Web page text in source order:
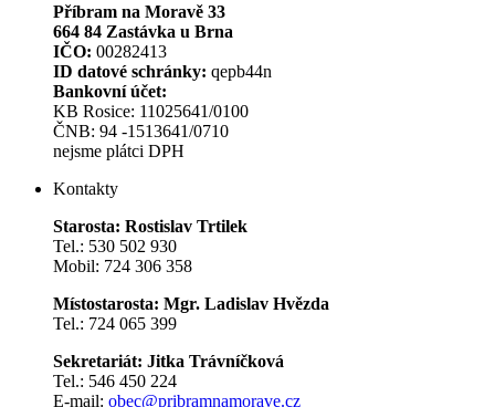
Příbram na Moravě 33
664 84 Zastávka u Brna
IČO: 00282413
ID datové schránky: qepb44n
Bankovní účet:
KB Rosice: 11025641/0100
ČNB: 94 -1513641/0710
nejsme plátci DPH
Kontakty
Starosta: Rostislav Trtilek
Tel.: 530 502 930
Mobil: 724 306 358
Místostarosta: Mgr. Ladislav Hvězda
Tel.: 724 065 399
Sekretariát: Jitka Trávníčková
Tel.: 546 450 224
E-mail: obec@pribramnamorave.cz